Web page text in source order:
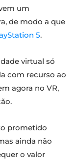
um
de modo a que
5.
virtual só
com recurso ao
agora no VR,
prometido
ainda não
o valor